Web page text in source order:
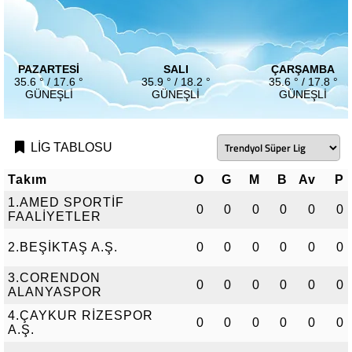
PAZARTESI
35.6 ° / 17.6 °
GÜNEŞLI
SALI
35.9 ° / 18.2 °
GÜNEŞLI
ÇARŞAMBA
35.6 ° / 17.8 °
GÜNEŞLI
LİG TABLOSU
Takım O G M B Av
P
1.AMED SPORTİF
FAALİYETLER
0 0 0 0 0 0
2.BEŞİKTAŞ A.Ş. 0 0 0 0 0 0
3.CORENDON
ALANYASPOR
0 0 0 0 0 0
4.ÇAYKUR RİZESPOR
A.Ş.
0 0 0 0 0 0